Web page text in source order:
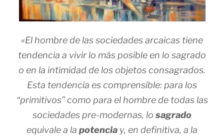
«El hombre de las sociedades arcaicas tiene
tendencia a vivir lo más posible en lo sagrado
o en la intimidad de los objetos consagrados.
Esta tendencia es comprensible: para los
“primitivos” como para el hombre de todas las
sociedades pre-modernas, lo sagrado
equivale a la potencia y, en definitiva, a la